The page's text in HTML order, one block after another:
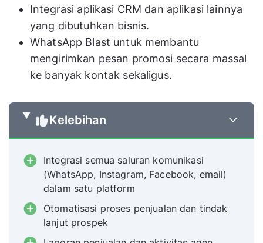
Integrasi aplikasi CRM dan aplikasi lainnya
yang dibutuhkan bisnis.
WhatsApp Blast untuk membantu
mengirimkan pesan promosi secara massal
ke banyak kontak sekaligus.
Kelebihan
Integrasi semua saluran komunikasi
(WhatsApp, Instagram, Facebook, email)
dalam satu platform
Otomatisasi proses penjualan dan tindak
lanjut prospek